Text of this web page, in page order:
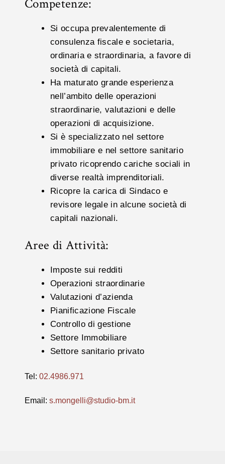
Competenze:
Si occupa prevalentemente di
consulenza fiscale e societaria,
ordinaria e straordinaria, a favore di
società di capitali.
Ha maturato grande esperienza
nell’ambito delle operazioni
straordinarie, valutazioni e delle
operazioni di acquisizione.
Si è specializzato nel settore
immobiliare e nel settore sanitario
privato ricoprendo cariche sociali in
diverse realtà imprenditoriali.
Ricopre la carica di Sindaco e
revisore legale in alcune società di
capitali nazionali.
Aree di Attività:
Imposte sui redditi
Operazioni straordinarie
Valutazioni d’azienda
Pianificazione Fiscale
Controllo di gestione
Settore Immobiliare
Settore sanitario privato
Tel: 02.4986.971
Email: s.mongelli@studio-bm.it